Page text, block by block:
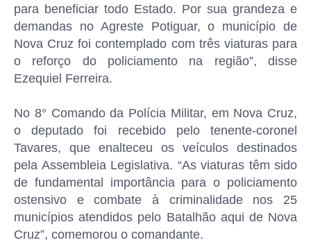
para beneficiar todo Estado. Por sua grandeza e
demandas no Agreste Potiguar, o município de
Nova Cruz foi contemplado com três viaturas para
o reforço do policiamento na região”, disse
Ezequiel Ferreira.
No 8° Comando da Polícia Militar, em Nova Cruz,
o deputado foi recebido pelo tenente-coronel
Tavares, que enalteceu os veículos destinados
pela Assembleia Legislativa. “As viaturas têm sido
de fundamental importância para o policiamento
ostensivo e combate à criminalidade nos 25
municípios atendidos pelo Batalhão aqui de Nova
Cruz”, comemorou o comandante.